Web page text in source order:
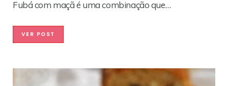
Fubá com maçã é uma combinação que…
VER POST